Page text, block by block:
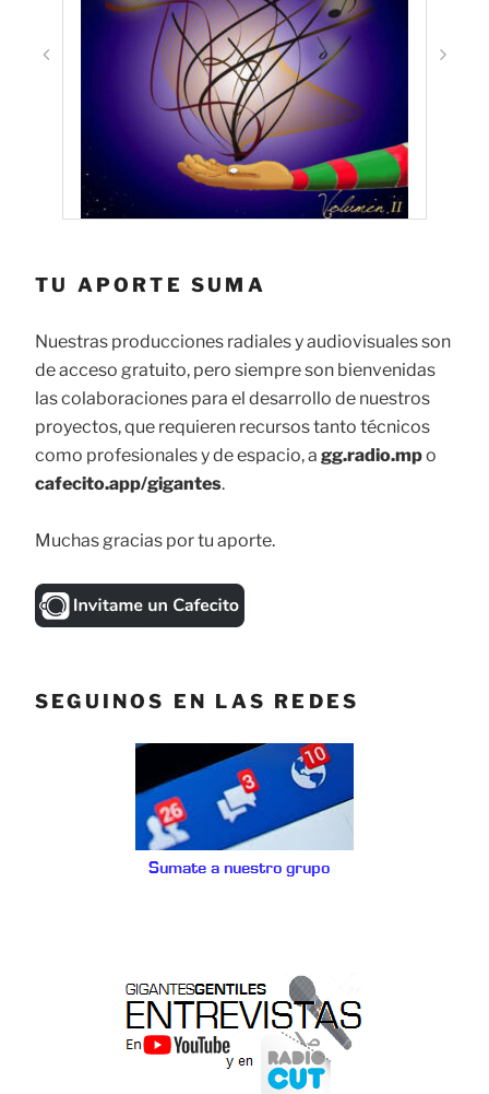
TU APORTE SUMA
Nuestras producciones radiales y audiovisuales son
de acceso gratuito, pero siempre son bienvenidas
las colaboraciones para el desarrollo de nuestros
proyectos, que requieren recursos tanto técnicos
como profesionales y de espacio, a gg.radio.mpo
cafecito.app/gigantes.
Muchas gracias por tu aporte.
SEGUINOS EN LAS REDES